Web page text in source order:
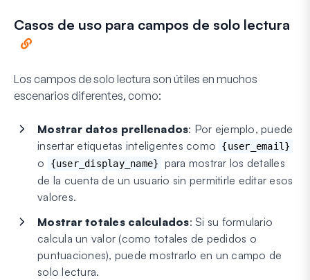
Casos de uso para campos de solo lectura
Los campos de solo lectura son útiles en muchos
escenarios diferentes, como:
Mostrar datos prellenados: Por ejemplo, puede
insertar etiquetas inteligentes como
{user_email}
o {user_display_name}
para mostrar los detalles
de la cuenta de un usuario sin permitirle editar esos
valores.
Mostrar totales calculados: Si su formulario
calcula un valor (como totales de pedidos o
puntuaciones), puede mostrarlo en un campo de
solo lectura.